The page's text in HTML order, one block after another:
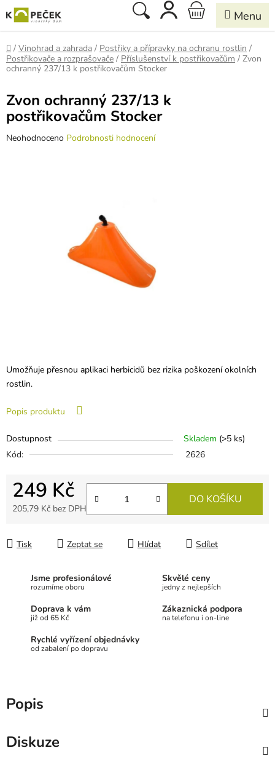
na
obsah
Hledat
NÁKUPNÍ
KOŠÍK
Domů
/ Vinohrad a zahrada / Postřiky a přípravky na ochranu rostlin /
Postřikovače a rozprašovače / Příslušenství k postřikovačům / Zvon
ochranný 237/13 k postřikovačům Stocker
Umožňuje přesnou aplikaci herbicidů bez rizika poškození okolních
rostlin.
Popis produktu
Dostupnost Skladem (>5 ks)
Kód:
2626
249 Kč
205,79 Kč bez DPH
DO KOŠÍKU
Tisk Zeptat se Hlídat Sdílet
Zvon ochranný 237/13 k
postřikovačům Stocker
Průměrné
Neohodnoceno Podrobnosti hodnocení
Jsme profesionálové
rozumíme oboru
Skvělé ceny
jedny z nejlepších
Doprava k vám
již od 65 Kč
Zákaznická podpora
na telefonu i on-line
Rychlé vyřízení objednávky
od zabalení po dopravu
Popis
Diskuze